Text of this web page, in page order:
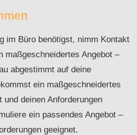
im Büro benötigst, nimm Kontakt
maßgeschneidertes Angebot –
abgestimmt auf deine
ein maßgeschneidertes
und deinen Anforderungen
ein passendes Angebot –
geeignet.